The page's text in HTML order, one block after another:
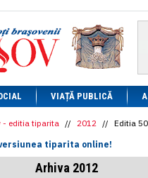
= 5.8304
1 XAU= 464.4611
1 AED= 1.1933
1 AUD= 2.7957
1 BGN= 2.5449
1 CAD= 3.1559
1 CHF= 5.2813
1 CNY = 0.6015
1 DKK= 0.6668
1 EGP= 0.0860
1 HUF= 1.2223
VIAȚĂ PUBLICĂ
- editia tiparita // 2012 // Editia
tiparita online!
Arhiva 2012